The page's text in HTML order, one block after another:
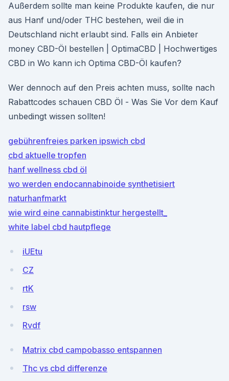
Außerdem sollte man keine Produkte kaufen, die nur
aus Hanf und/oder THC bestehen, weil die in
Deutschland nicht erlaubt sind. Falls ein Anbieter
money CBD-Öl bestellen | OptimaCBD | Hochwertiges
CBD in Wo kann ich Optima CBD-Öl kaufen?
Wer dennoch auf den Preis achten muss, sollte nach
Rabattcodes schauen CBD Öl - Was Sie Vor dem Kauf
unbedingt wissen sollten!
gebührenfreies parken ipswich cbd
cbd aktuelle tropfen
hanf wellness cbd öl
wo werden endocannabinoide synthetisiert
naturhanfmarkt
wie wird eine cannabistinktur hergestellt_
white label cbd hautpflege
iUEtu
CZ
rtK
rsw
Rvdf
Matrix cbd campobasso entspannen
Thc vs cbd differenze